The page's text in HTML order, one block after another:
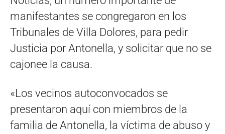
manifestantes se congregaron en los
Tribunales de Villa Dolores, para pedir
Justicia por Antonella, y solicitar que no se
cajonee la causa.
«Los vecinos autoconvocados se
presentaron aquí con miembros de la
familia de Antonella, la víctima de abuso y